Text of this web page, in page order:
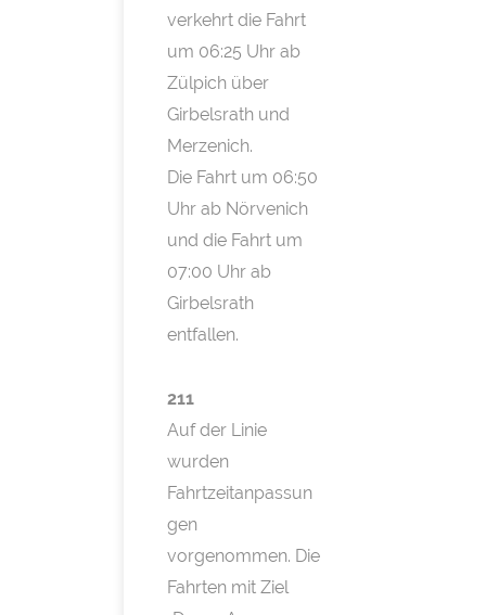
verkehrt die Fahrt
um 06:25 Uhr ab
Zülpich über
Girbelsrath und
Merzenich.
Die Fahrt um 06:50
Uhr ab Nörvenich
und die Fahrt um
07:00 Uhr ab
Girbelsrath
entfallen.
211
Auf der Linie
wurden
Fahrtzeitanpassun
gen
vorgenommen. Die
Fahrten mit Ziel